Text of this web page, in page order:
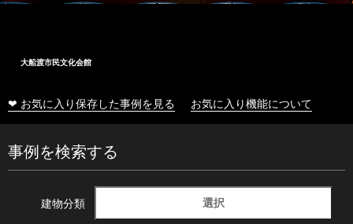
大船渡市民文化会館
❤ お気に入り保存した事例を見る お気に入り機能について
事例を検索する
建物分類 選択